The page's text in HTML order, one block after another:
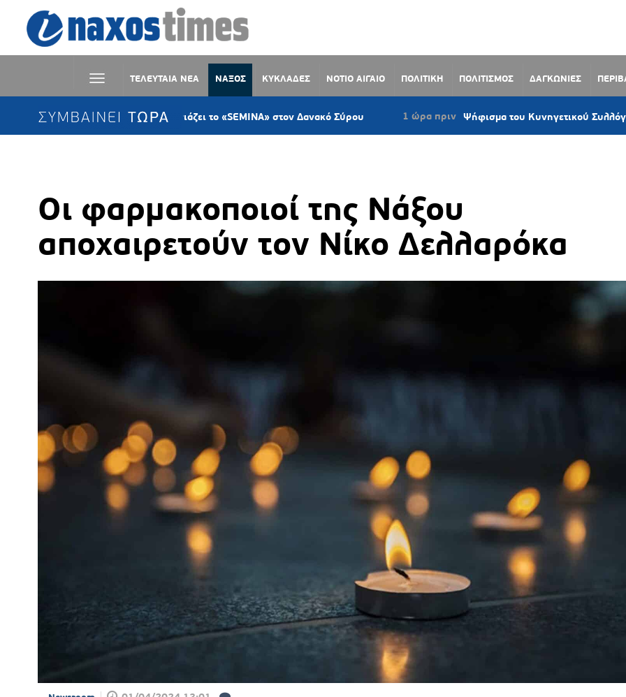
ΤΕΛΕΥΤΑΙΑ ΝΕΑ ΝΑΞΟΣ ΚΥΚΛΑΔΕΣ ΝΟΤΙΟ ΑΙΓΑΙΟ ΠΟΛΙΤΙΚΗ ΠΟΛΙΤΙΣΜΟΣ ΔΑΓΚΩΝΙΕΣ
ΣΥΜΒΑΙΝΕΙ ΤΩΡΑ
Η KYKLart παρουσιάζει το «SEMINA» στον Δανακό Σύρου 1 ώρα πριν Ψήφισμα του Κυνηγετικού Συλλόγου Νάξου
Οι φαρμακοποιοί της Νάξου
αποχαιρετούν τον Νίκο Δελλαρόκα